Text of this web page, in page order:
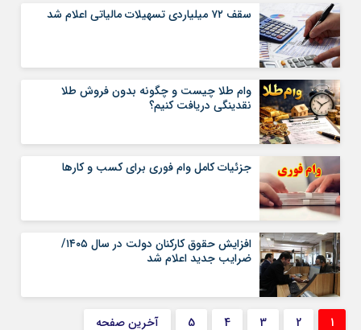
سقف ۷۲ میلیاردی تسهیلات مالیاتی اعلام شد
وام طلا چیست و چگونه بدون فروش طلا
نقدینگی دریافت کنیم؟
جزئیات کامل وام فوری برای کسب و کار‌ها
افزایش حقوق کارکنان دولت در سال ۱۴۰۵/
ضرایب جدید اعلام شد
1
2
3
4
5 آخرین صفحه